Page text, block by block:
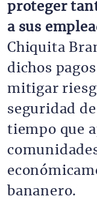
proteger
a sus
Chiquita
dichos
mitigar
seguridad
tiempo que
bananero.